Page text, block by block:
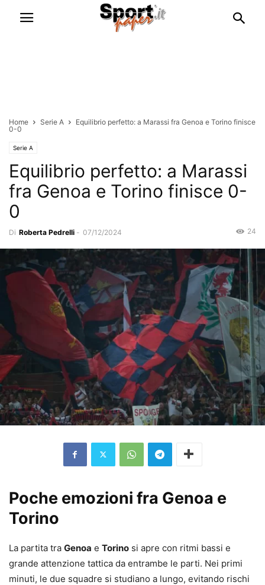
Home Serie A
Equilibrio perfetto: a Marassi fra Genoa e Torino finisce
0-0
Serie A
Equilibrio perfetto: a Marassi
fra Genoa e Torino finisce 0-
0
Di Roberta Pedrelli - 07/12/2024 24
Poche emozioni fra Genoa e
Torino
La partita tra Genoa e Torino si apre con ritmi bassi e
grande attenzione tattica da entrambe le parti. Nei primi
minuti, le due squadre si studiano a lungo, evitando rischi